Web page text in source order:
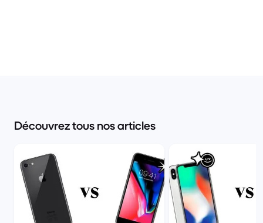
Découvrez tous nos articles